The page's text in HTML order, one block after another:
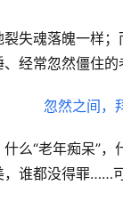
失魂落魄一样
经常忽然僵住的
么“老年痴呆”，
谁都没得罪……